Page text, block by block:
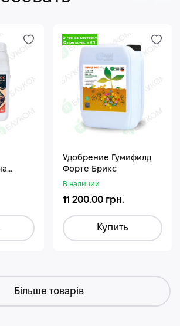
Удобрение Гумифилд
Форте Брикс
В наличии
11 200.00 грн.
Купить
Більше товарів